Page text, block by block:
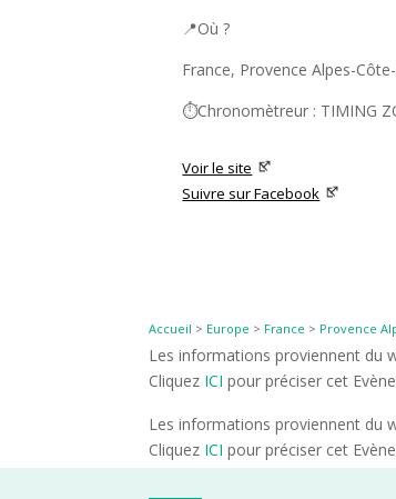
📍Où ?
France, Provence Alpes-
⏱️Chronomètreur : TIMING
Voir le site
Suivre sur Facebook
Accueil > Europe > France > Provence
Les informations proviennent du
Cliquez ICI pour préciser cet
Les informations proviennent du
Cliquez ICI pour préciser cet